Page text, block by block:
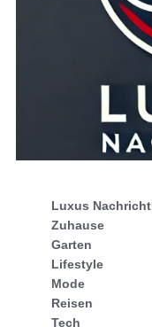
Luxus Nachricht
Zuhause
Garten
Lifestyle
Mode
Reisen
Tech